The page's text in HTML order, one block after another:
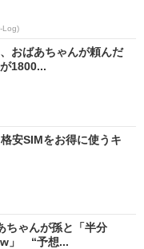
Log)
おばあちゃんが頼んだ
1800...
安SIMをお得に使うキ
ちゃんが孫と「半分
」 “予想...